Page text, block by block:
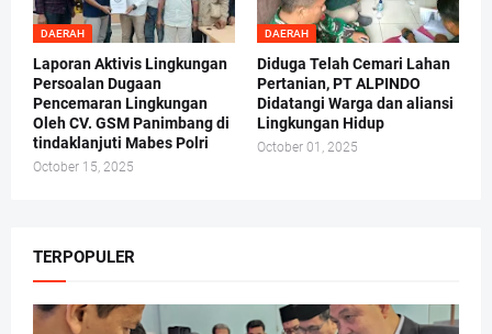
DAERAH
Laporan Aktivis Lingkungan
Persoalan Dugaan
Pencemaran Lingkungan
Oleh CV. GSM Panimbang di
tindaklanjuti Mabes Polri
October 15, 2025
DAERAH
Diduga Telah Cemari Lahan
Pertanian, PT ALPINDO
Didatangi Warga dan aliansi
Lingkungan Hidup
October 01, 2025
TERPOPULER